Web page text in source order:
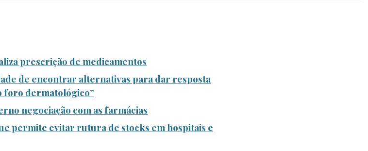
prescrição de medicamentos
de encontrar alternativas para dar resposta
foro dermatológico”
negociação com as farmácias
permite evitar rutura de stocks em hospitais e